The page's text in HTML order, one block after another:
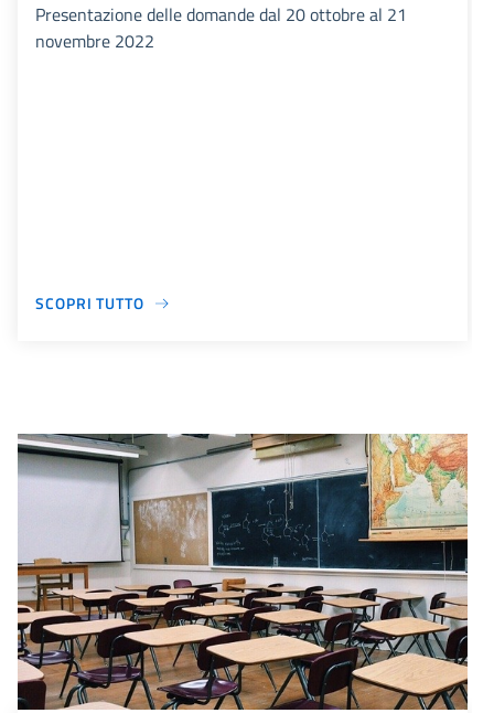
Presentazione delle domande dal 20 ottobre al 21
novembre 2022
SCOPRI TUTTO